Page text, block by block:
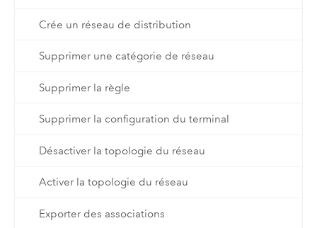
Crée un réseau de distribution
Supprimer une catégorie de réseau
Supprimer la règle
Supprimer la configuration du terminal
Désactiver la topologie du réseau
Activer la topologie du réseau
Exporter des associations